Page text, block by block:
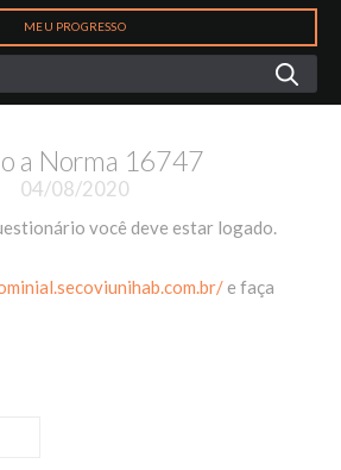
MEU PROGRESSO
a Norma 16747
04/08/2020
você deve estar logado.
e faça